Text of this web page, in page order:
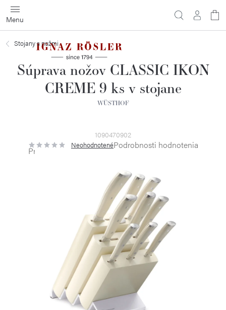
Prejsť
na
obsah
Stojany s nožmi
Súprava nožov CLASSIC IKON
CREME 9 ks v stojane
WÜSTHOF
1090470902
Priemerné
hodnotenie
NeohodnotenéPodrobnosti hodnotenia